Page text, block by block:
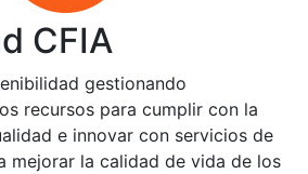
CFIA
gestionando
recursos para cumplir con la
e innovar con servicios de
mejorar la calidad de vida de los